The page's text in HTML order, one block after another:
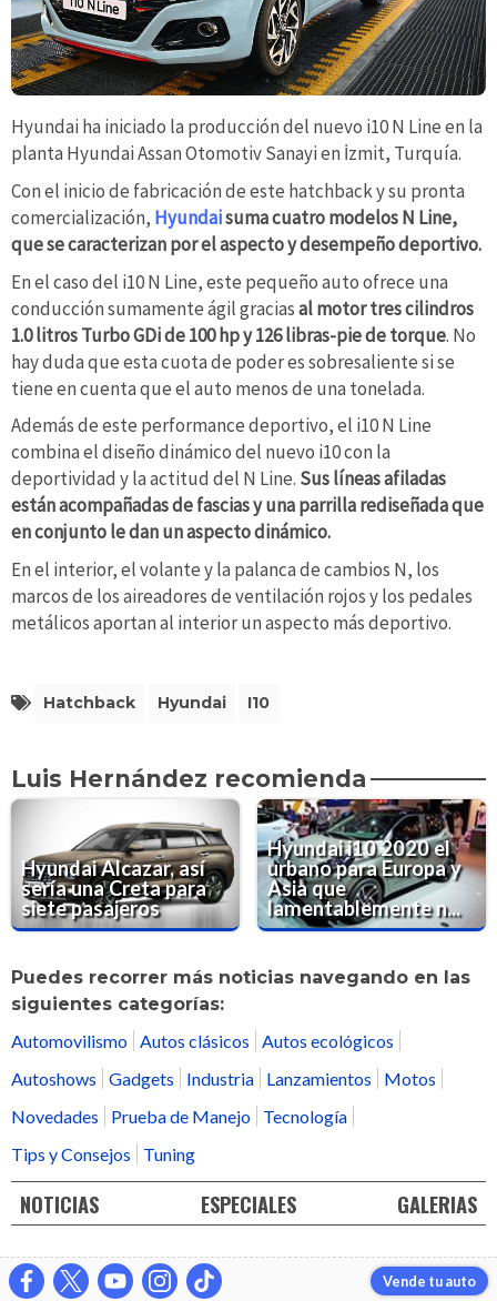
Hyundai ha iniciado la producción del nuevo i10 N Line en la
planta Hyundai Assan Otomotiv Sanayi en İzmit, Turquía.
Con el inicio de fabricación de este hatchback y su pronta
comercialización, Hyundaisuma cuatro modelos N Line,
que se caracterizan por el aspecto y desempeño deportivo.
En el caso del i10 N Line, este pequeño auto ofrece una
conducción sumamente ágil graciasal motor tres cilindros
1.0 litros Turbo GDi de 100 hp y 126 libras-pie de torque. No
hay duda que esta cuota de poder es sobresaliente si se
tiene en cuenta que el auto menos de una tonelada.
Además de este performance deportivo, el i10 N Line
combina el diseño dinámico del nuevo i10 con la
deportividad y la actitud del N Line. Sus líneas afiladas
están acompañadas de fascias y una parrilla rediseñada que
en conjunto le dan un aspecto dinámico.
En el interior, el volante y la palanca de cambios N, los
marcos de los aireadores de ventilación rojos y los pedales
metálicos aportan al interior un aspecto más deportivo.
Hatchback Hyundai I10
Luis Hernández recomienda
Hyundai Alcazar, así
sería una Creta para
siete pasajeros
Hyundai i10 2020 el
urbano para Europa y
Asia que
lamentablemente n...
Puedes recorrer más noticias navegando en las
siguientes categorías:
Automovilismo Autos clásicos
Autos ecológicos
Autoshows
Gadgets Industria Lanzamientos
Motos
Novedades
Prueba de Manejo
Tecnología
Tips y Consejos
Tuning
NOTICIAS ESPECIALES GALERIAS
Vende tu auto